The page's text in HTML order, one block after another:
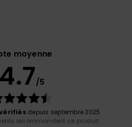
moyenne
4.7/5
vérifiésdepuis septembre 2025
recommandent ce produit